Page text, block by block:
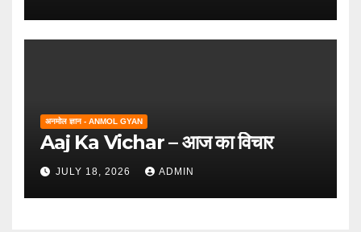
अनमोल ज्ञान - ANMOL GYAN
Aaj Ka Vichar – आज का विचार
JULY 18, 2026 ADMIN